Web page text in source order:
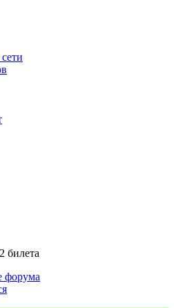
билета
форума